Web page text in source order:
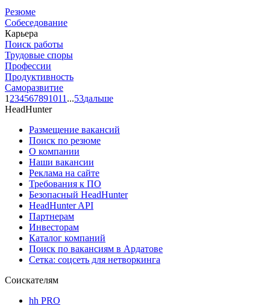
Резюме
Собеседование
Карьера
Поиск работы
Трудовые споры
Профессии
Продуктивность
Саморазвитие
1 234567891011 ...53дальше
HeadHunter
Размещение вакансий
Поиск по резюме
О компании
Наши вакансии
Реклама на сайте
Требования к ПО
Безопасный HeadHunter
HeadHunter API
Партнерам
Инвесторам
Каталог компаний
Поиск по вакансиям в Ардатове
Сетка: соцсеть для нетворкинга
Соискателям
hh PRO